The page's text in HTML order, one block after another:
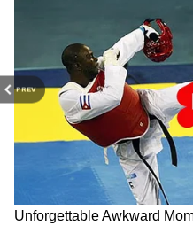
PREV
Related Articles